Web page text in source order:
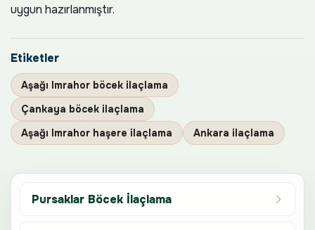
Pursaklar Böcek İlaçlama
uygun hazırlanmıştır.
Etiketler
Aşağı Imrahor böcek ilaçlama
Çankaya böcek ilaçlama
Aşağı Imrahor haşere ilaçlama
Ankara ilaçlama